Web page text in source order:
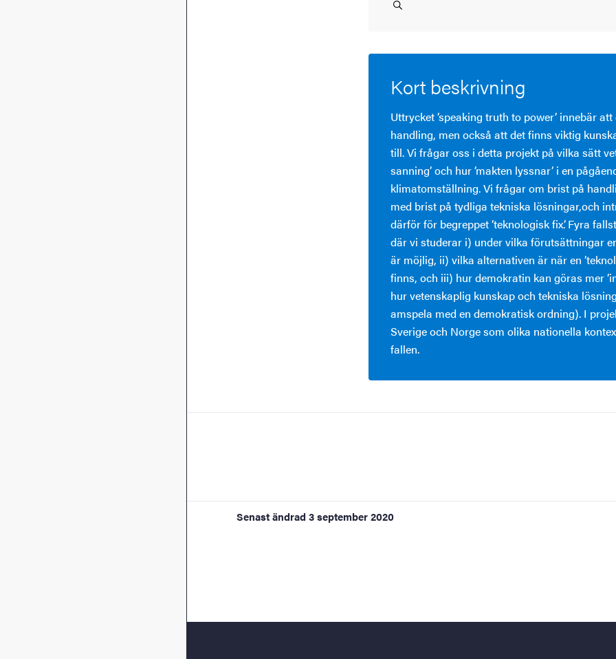
Kort beskrivning
Uttrycket ’speaking truth to power’ innebär
handling, men också att det finns viktig
till. Vi frågar oss i detta projekt på vilka sätt
sanning’ och hur ’makten lyssnar’ i en
klimatomställning. Vi frågar om brist på
med brist på tydliga tekniska lösningar,och
därför för begreppet ’teknologisk fix’. Fyra
där vi studerar i) under vilka förutsättningar
är möjlig, ii) vilka alternativen är när en
finns, och iii) hur demokratin kan göras mer
hur vetenskaplig kunskap och tekniska
amspela med en demokratisk ordning). I
Sverige och Norge som olika nationella
fallen.
Senast ändrad 3 september 2020